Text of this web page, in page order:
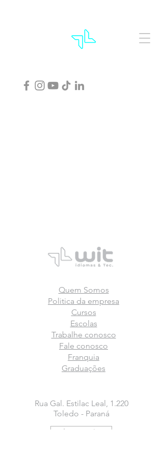
Quem Somos
Politica da empresa
Cursos
Escolas
Trabalhe conosco
Fale conosco
Franquia
Graduações
Rua Gal. Estilac Leal, 1.220
Toledo - Paraná
Ir para rota